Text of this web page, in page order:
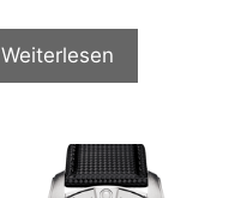
Weiterlesen